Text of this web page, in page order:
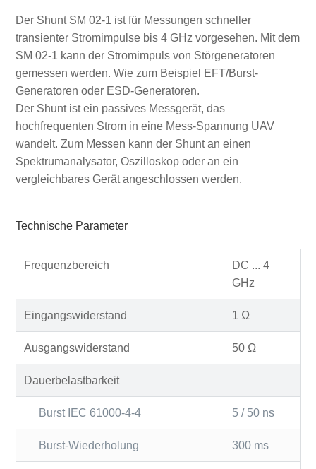
Der Shunt SM 02-1 ist für Messungen schneller
transienter Stromimpulse bis 4 GHz vorgesehen. Mit dem
SM 02-1 kann der Stromimpuls von Störgeneratoren
gemessen werden. Wie zum Beispiel EFT/Burst-
Generatoren oder ESD-Generatoren.
Der Shunt ist ein passives Messgerät, das
hochfrequenten Strom in eine Mess-Spannung UAV
wandelt. Zum Messen kann der Shunt an einen
Spektrumanalysator, Oszilloskop oder an ein
vergleichbares Gerät angeschlossen werden.
Technische Parameter
Frequenzbereich
DC ... 4
GHz
Eingangswiderstand 1 Ω
Ausgangswiderstand 50 Ω
Dauerbelastbarkeit
Burst IEC 61000-4-4 5 / 50 ns
Burst-Wiederholung 300 ms